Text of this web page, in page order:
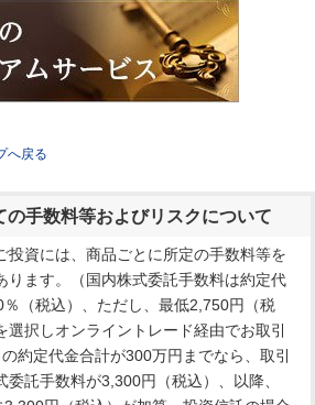
へ戻る
の手数料等およびリスクについて
投資には、商品ごとに所定の手数料等を
ります。（国内株式委託手数料は約定代
（税込）、ただし、最低2,750円（税
択しオンライントレード経由でお取引
約定代金合計が300万円までなら、取引
託手数料が3,300円（税込）、以降、